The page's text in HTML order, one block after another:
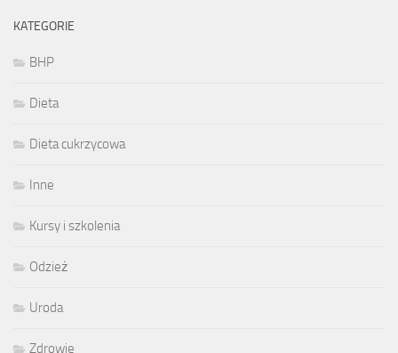
KATEGORIE
BHP
Dieta
Dieta cukrzycowa
Inne
Kursy i szkolenia
Odzież
Uroda
Zdrowie